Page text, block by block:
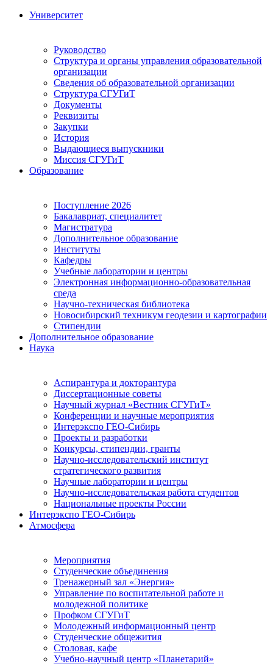
Университет
Руководство
Структура и органы управления образовательной
организации
Сведения об образовательной организации
Структура СГУГиТ
Документы
Реквизиты
Закупки
История
Выдающиеся выпускники
Миссия СГУГиТ
Образование
Поступление 2026
Бакалавриат, специалитет
Магистратура
Дополнительное образование
Институты
Кафедры
Учебные лаборатории и центры
Электронная информационно-образовательная
среда
Научно-техническая библиотека
Новосибирский техникум геодезии и картографии
Стипендии
Дополнительное образование
Наука
Аспирантура и докторантура
Диссертационные советы
Научный журнал «Вестник СГУГиТ»
Конференции и научные мероприятия
Интерэкспо ГЕО-Сибирь
Проекты и разработки
Конкурсы, стипендии, гранты
Научно-исследовательский институт
стратегического развития
Научные лаборатории и центры
Научно-исследовательская работа студентов
Национальные проекты России
Интерэкспо ГЕО-Сибирь
Атмосфера
Мероприятия
Студенческие объединения
Тренажерный зал «Энергия»
Управление по воспитательной работе и
молодежной политике
Профком СГУГиТ
Молодежный информационный центр
Студенческие общежития
Столовая, кафе
Учебно-научный центр «Планетарий»